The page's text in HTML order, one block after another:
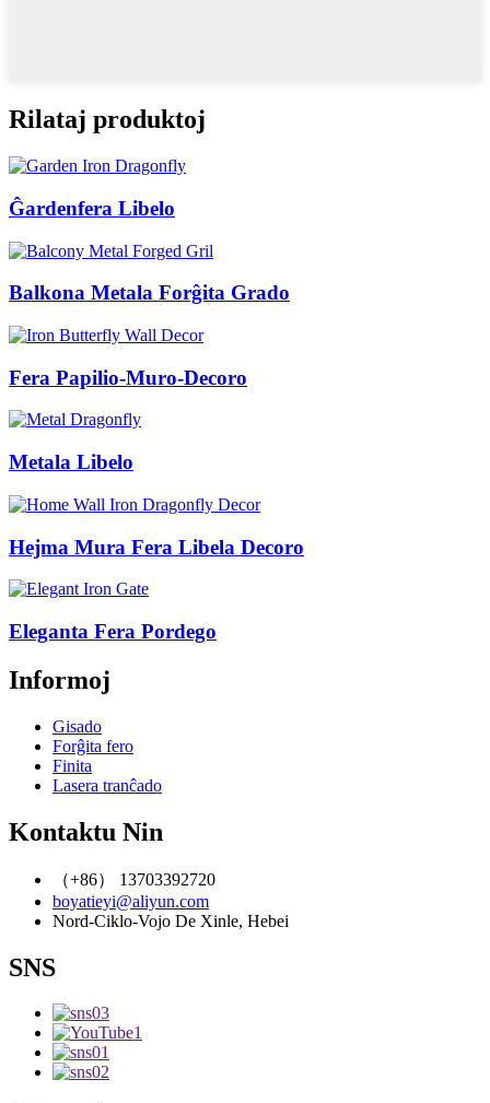
Rilataj produktoj
Ĝardenfera Libelo
Balkona Metala Forĝita Grado
Fera Papilio-Muro-Decoro
Metala Libelo
Hejma Mura Fera Libela Decoro
Eleganta Fera Pordego
Informoj
Gisado
Forĝita fero
Finita
Lasera tranĉado
Kontaktu Nin
（+86） 13703392720
boyatieyi@aliyun.com
Nord-Ciklo-Vojo De Xinle, Hebei
SNS